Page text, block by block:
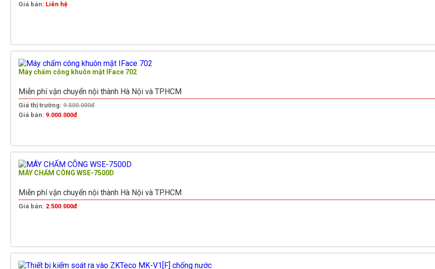
Giá bán: Liên hệ
Máy chấm công khuôn mặt IFace 702
Miễn phí vận chuyển nội thành Hà Nội và TP.HCM
Giá thị trường: 9.500.000đ
Giá bán: 9.000.000đ
MÁY CHẤM CÔNG WSE-7500D
Miễn phí vận chuyển nội thành Hà Nội và TP.HCM
Giá bán: 2.500.000đ